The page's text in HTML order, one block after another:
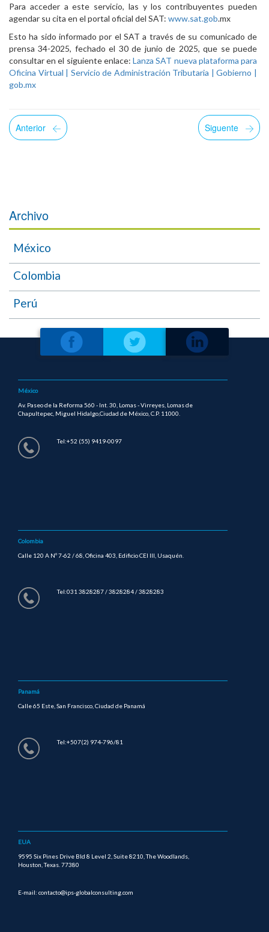
Para acceder a este servicio, las y los contribuyentes pueden
agendar su cita en el portal oficial del SAT: www.sat.gob.mx
Esto ha sido informado por el SAT a través de su comunicado de
prensa 34-2025, fechado el 30 de junio de 2025, que se puede
consultar en el siguiente enlace:Lanza SAT nueva plataforma para
Oficina Virtual | Servicio de Administración Tributaria | Gobierno |
gob.mx
Anterior Siguente
Archivo
México
Colombia
Perú
México
Av. Paseo de la Reforma 560 - Int. 30, Lomas - Virreyes, Lomas de
Chapultepec, Miguel Hidalgo,Ciudad de México, C.P. 11000.
Tel:+52 (55) 9419-0097
Colombia
Calle 120 A Nº 7-62 / 68, Oficina 403, Edificio CEI III, Usaquén.
Tel:031 3828287 / 3828284 / 3828283
Panamá
Calle 65 Este, San Francisco, Ciudad de Panamá
Tel:+507(2) 974-796/81
EUA
9595 Six Pines Drive Bld 8 Level 2, Suite 8210, The Woodlands,
Houston, Texas. 77380
E-mail: contacto@ips-globalconsulting.com